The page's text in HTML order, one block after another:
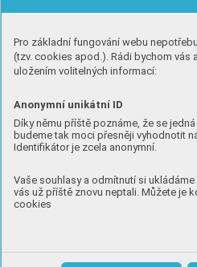
Pro základní fungování webu
(tzv. cookies apod.). Rádi bychom vás
uložením volitelných informací:
Anonymní unikátní ID
Díky němu příště poznáme, že se
budeme tak moci přesněji vyhodnotit
Identifikátor je zcela anonymní.
Vaše souhlasy a odmítnutí si
vás už příště znovu neptali. Můžete je
cookies